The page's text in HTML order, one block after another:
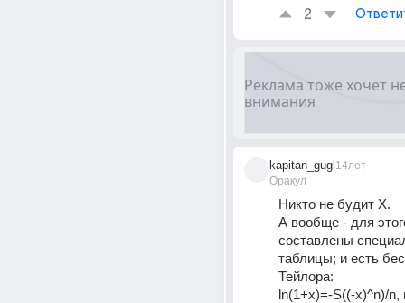
2
kapitan_gugl
Оракул
14лет
Никто не будит X.
А вообще - для
составлены
таблицы; и есть
Тейлора:
ln(1+x)=-S((-x)^n)/n,